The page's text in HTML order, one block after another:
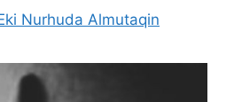
Nurhuda Almutaqin